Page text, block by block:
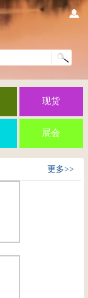
现货
展会
更多>>